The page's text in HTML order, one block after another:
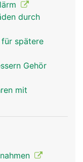
durch
spätere
Gehör
mit